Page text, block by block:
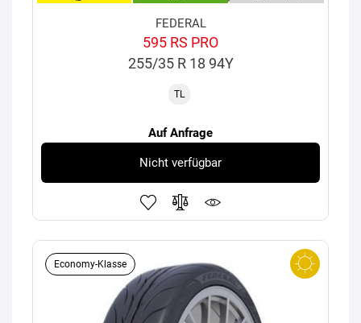
FEDERAL
595 RS PRO
255/35 R 18 94Y
TL
Auf Anfrage
Nicht verfügbar
Economy-Klasse